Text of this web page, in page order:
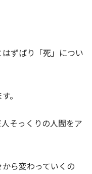
はずばり「死」につい
。
そっくりの人間をア
ら変わっていくの